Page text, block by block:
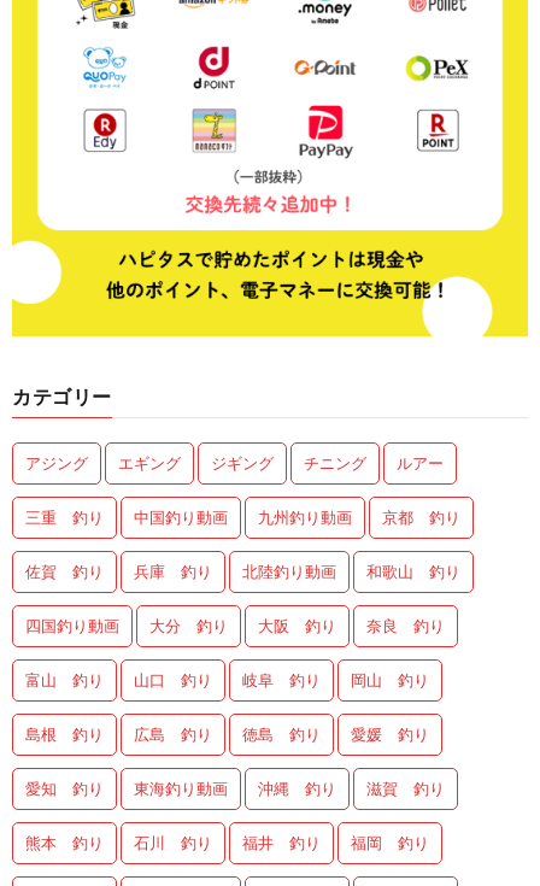
カテゴリー
アジング エギング ジギング チニング ルアー
三重 釣り 中国釣り動画 九州釣り動画 京都 釣り
佐賀 釣り 兵庫 釣り 北陸釣り動画 和歌山 釣り
四国釣り動画 大分 釣り 大阪 釣り 奈良 釣り
富山 釣り 山口 釣り 岐阜 釣り 岡山 釣り
島根 釣り 広島 釣り 徳島 釣り 愛媛 釣り
愛知 釣り 東海釣り動画 沖縄 釣り 滋賀 釣り
熊本 釣り 石川 釣り 福井 釣り 福岡 釣り